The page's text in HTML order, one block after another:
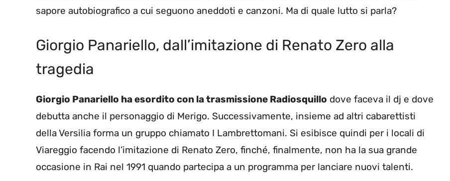
sapore autobiografico a cui seguono aneddoti e canzoni. Ma di quale lutto si parla?
Giorgio Panariello, dall’imitazione di Renato Zero alla
tragedia
Giorgio Panariello ha esordito con la trasmissione Radiosquillo dove faceva il dj e dove
debutta anche il personaggio di Merigo. Successivamente, insieme ad altri cabarettisti
della Versilia forma un gruppo chiamato I Lambrettomani. Si esibisce quindi per i locali di
Viareggio facendo l’imitazione di Renato Zero, finché, finalmente, non ha la sua grande
occasione in Rai nel 1991 quando partecipa a un programma per lanciare nuovi talenti.